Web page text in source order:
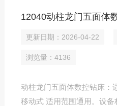
12040动柱龙门五面体
更新日期：2026-04-22
浏览量：4136
动柱龙门五面体数控钻床：
移动式 适用范围通用。设